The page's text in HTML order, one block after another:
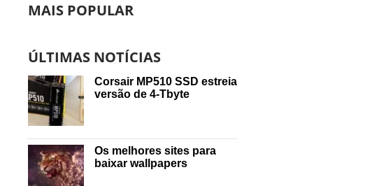
MAIS POPULAR
ÚLTIMAS NOTÍCIAS
Corsair MP510 SSD estreia
versão de 4-Tbyte
Os melhores sites para
baixar wallpapers